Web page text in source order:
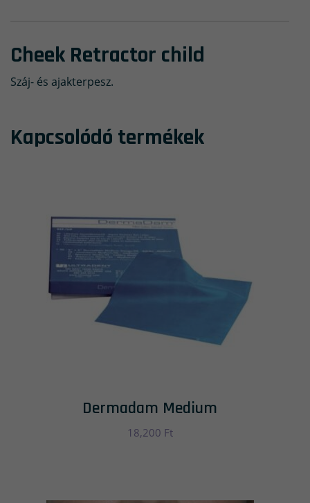
Cheek Retractor child
Száj- és ajakterpesz.
Kapcsolódó termékek
Dermadam Medium
18,200 Ft